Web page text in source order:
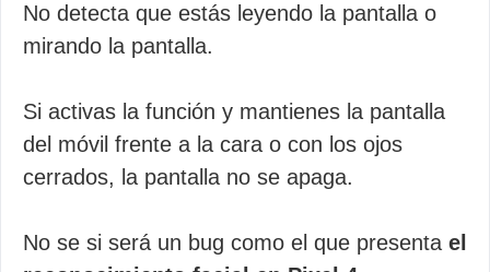
No detecta que estás leyendo la pantalla o
mirando la pantalla.
Si activas la función y mantienes la pantalla
del móvil frente a la cara o con los ojos
cerrados, la pantalla no se apaga.
No se si será un bug como el que presenta el